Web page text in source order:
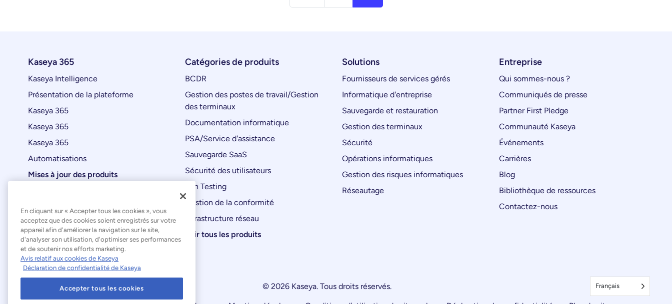
Kaseya 365
Kaseya Intelligence
Présentation de la plateforme
Kaseya 365
Kaseya 365
Kaseya 365
Automatisations
Mises à jour des produits
Catégories de produits
BCDR
Gestion des postes de travail/Gestion
des terminaux
Documentation informatique
PSA/Service d'assistance
Sauvegarde SaaS
Sécurité des utilisateurs
Pen Testing
Gestion de la conformité
Infrastructure réseau
Voir tous les produits
Solutions
Fournisseurs de services gérés
Informatique d'entreprise
Sauvegarde et restauration
Gestion des terminaux
Sécurité
Opérations informatiques
Gestion des risques informatiques
Réseautage
Entreprise
Qui sommes-nous ?
Communiqués de presse
Partner First Pledge
Communauté Kaseya
Événements
Carrières
Blog
Bibliothèque de ressources
Contactez-nous
© 2026 Kaseya. Tous droits réservés. Français
En cliquant sur « Accepter tous les cookies », vous
acceptez que des cookies soient enregistrés sur votre
appareil afin d'améliorer la navigation sur le site,
d'analyser son utilisation, d'optimiser ses performances
et de soutenir nos efforts marketing.
Avis relatif aux cookies de Kaseya
Déclaration de confidentialité de Kaseya
Accepter tous les cookies